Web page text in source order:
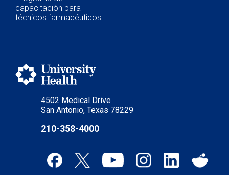
4502 Medical Drive
San Antonio, Texas 78229
210-358-4000
capacitación para
técnicos farmacéuticos